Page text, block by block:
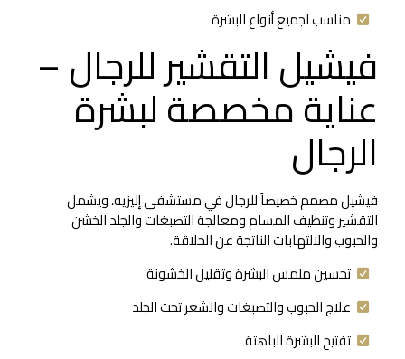
مناسب لجميع أنواع البشرة
فيشيل التقشير للرجال –
عناية مخصصة لبشرة
الرجال
فيشيل مصمم خصيصاً للرجال في مستشفى إليزيه، ويشمل
التقشير وتنظيف المسام ومعالجة التصبغات والجلد الخشن
والحبوب والالتهابات الناتجة عن الحلاقة.
تحسين ملمس البشرة وتقليل الخشونة
علاج الحبوب والتصبغات والشعر تحت الجلد
تفتيح البشرة الباهتة